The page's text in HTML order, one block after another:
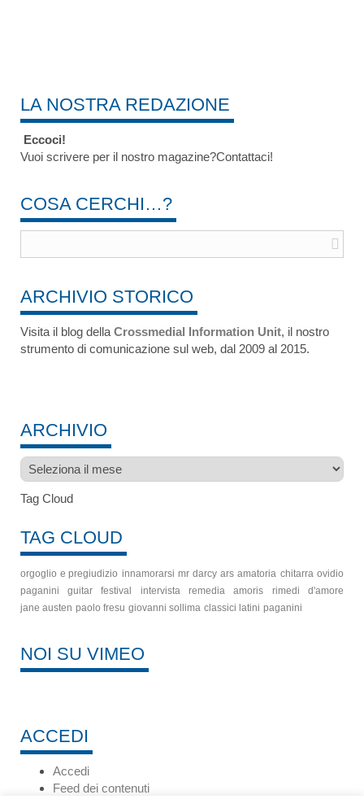
LA NOSTRA REDAZIONE
Eccoci!
Vuoi scrivere per il nostro magazine?Contattaci!
COSA CERCHI…?
ARCHIVIO STORICO
Visita il blog della Crossmedial Information Unit, il nostro
strumento di comunicazione sul web, dal 2009 al 2015.
ARCHIVIO
Archivio
Tag Cloud
TAG CLOUD
orgoglio e pregiudizio innamorarsi mr darcy ars amatoria chitarra ovidio
paganini guitar festival
intervista remedia amoris
rimedi d'amore
jane austen paolo fresu giovanni sollima classici latini paganini
NOI SU VIMEO
ACCEDI
Accedi
Feed dei contenuti